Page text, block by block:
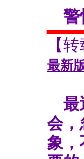
警
【
最新
最
会，
象，